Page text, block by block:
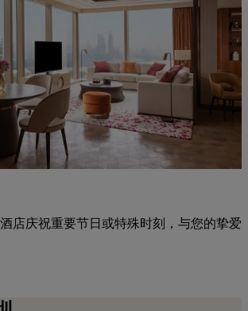
店庆祝重要节日或特殊时刻，与您的挚爱